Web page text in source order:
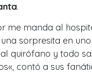
.
me manda al
sorpresita en
quirófano y todo
«, contó a sus